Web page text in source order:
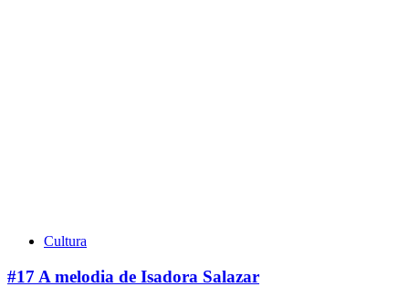
Cultura
#17 A melodia de Isadora Salazar